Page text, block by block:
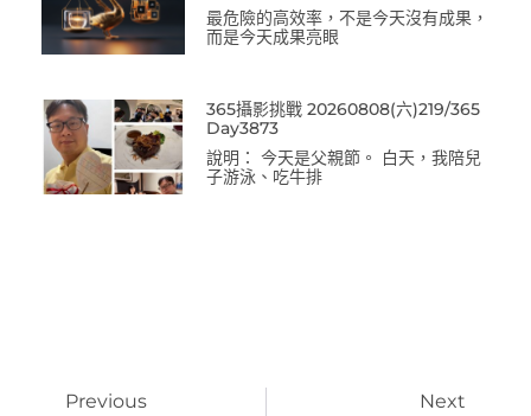
最危險的高效率，不是今天沒有成果，
而是今天成果亮眼
365攝影挑戰 20260808(六)219/365
Day3873
說明： 今天是父親節。 白天，我陪兒
子游泳、吃牛排
Previous Next